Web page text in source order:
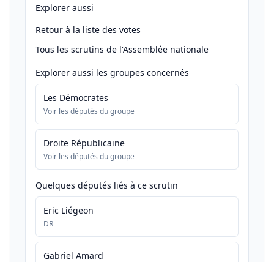
Explorer aussi
Retour à la liste des votes
Tous les scrutins de l'Assemblée nationale
Explorer aussi les groupes concernés
Les Démocrates
Voir les députés du groupe
Droite Républicaine
Voir les députés du groupe
Quelques députés liés à ce scrutin
Eric Liégeon
DR
Gabriel Amard